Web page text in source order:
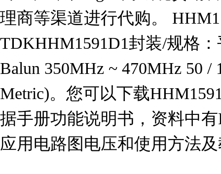
理商等渠道进行代购。
TDKHHM1591D1封装/规格
Balun 350MHz ~ 470MHz 50 /
Metric)。您可以下载
据手册功能说明书，资料中
应用电路图电压和使用方法